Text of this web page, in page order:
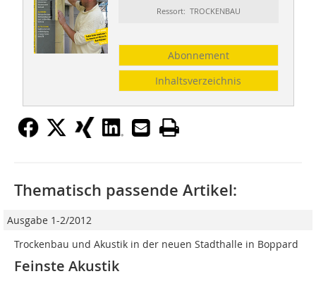
Ressort: TROCKENBAU
Abonnement
Inhaltsverzeichnis
Thematisch passende Artikel:
Ausgabe 1-2/2012
Trockenbau und Akustik in der neuen Stadthalle in Boppard
Feinste Akustik